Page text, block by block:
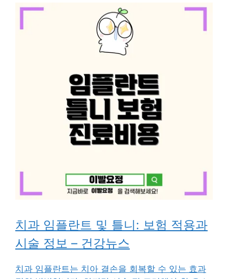
치과 임플란트 및 틀니: 보험 적용과
시술 정보 – 건강뉴스
치과 임플란트는 치아 결손을 회복할 수 있는 효과